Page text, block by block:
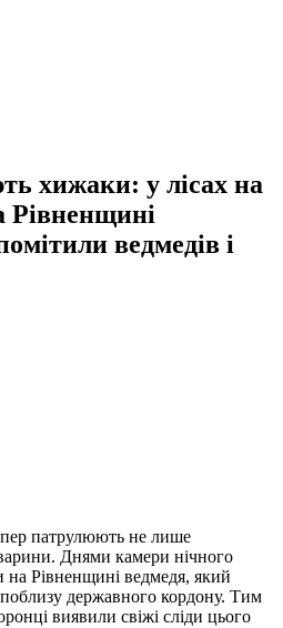
хижаки: у лісах на
ведмедів і
патрулюють не лише
Днями камери нічного
на Рівненщині ведмедя, який
державного кордону. Тим
виявили свіжі сліди цього